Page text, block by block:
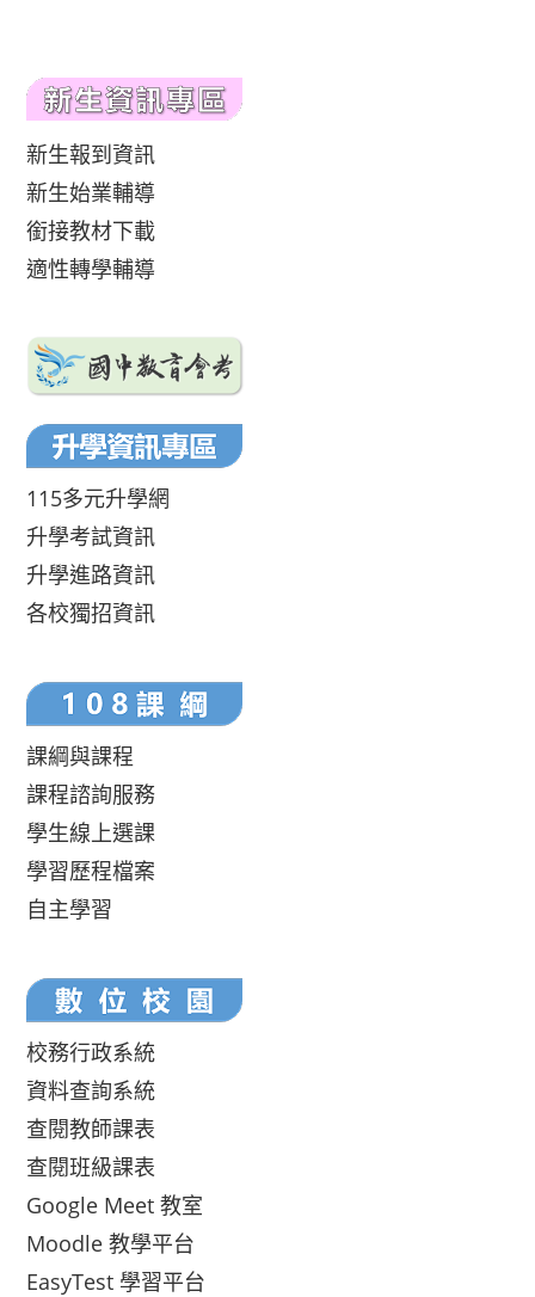
新生報到資訊
新生始業輔導
銜接教材下載
適性轉學輔導
115多元升學網
升學考試資訊
升學進路資訊
各校獨招資訊
課綱與課程
課程諮詢服務
學生線上選課
學習歷程檔案
自主學習
校務行政系統
資料查詢系統
查閱教師課表
查閱班級課表
Google Meet 教室
Moodle 教學平台
EasyTest 學習平台